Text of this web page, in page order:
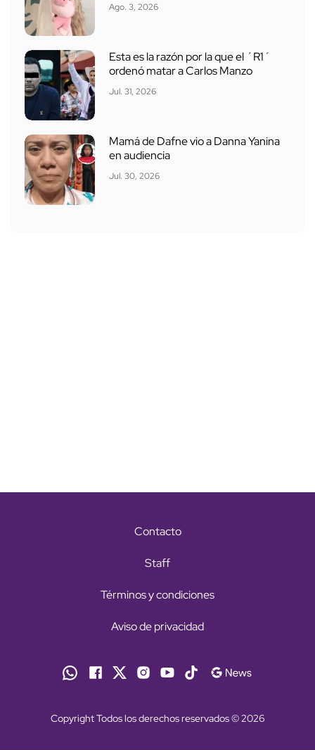
Ago. 3, 2026
Esta es la razón por la que el ´R1´
ordenó matar a Carlos Manzo
Jul. 31, 2026
Mamá de Dafne vio a Danna Yanina
en audiencia
Jul. 30, 2026
Contacto
Staff
Términos y condiciones
Aviso de privacidad
Copyright Todos los derechos reservados © 2026